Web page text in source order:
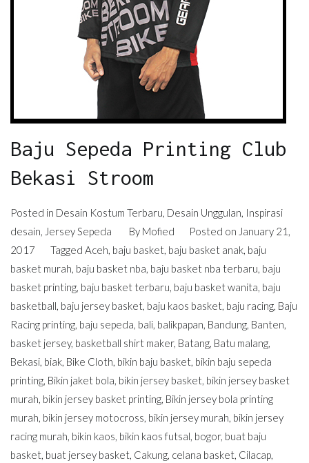
Baju Sepeda Printing Club
Bekasi Stroom
Posted in Desain Kostum Terbaru, Desain Unggulan, Inspirasi
desain, Jersey Sepeda By Mofied Posted on January 21,
2017
Tagged Aceh, baju basket, baju basket anak, baju
basket murah, baju basket nba, baju basket nba terbaru, baju
basket printing, baju basket terbaru, baju basket wanita, baju
basketball, baju jersey basket, baju kaos basket, baju racing, Baju
Racing printing, baju sepeda, bali, balikpapan, Bandung, Banten,
basket jersey, basketball shirt maker, Batang, Batu malang,
Bekasi, biak, Bike Cloth, bikin baju basket, bikin baju sepeda
printing, Bikin jaket bola, bikin jersey basket, bikin jersey basket
murah, bikin jersey basket printing, Bikin jersey bola printing
murah, bikin jersey motocross, bikin jersey murah, bikin jersey
racing murah, bikin kaos, bikin kaos futsal, bogor, buat baju
basket, buat jersey basket, Cakung, celana basket, Cilacap,